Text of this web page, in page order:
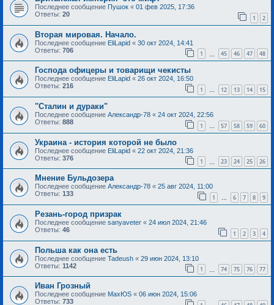
Последнее сообщение Пушок « 01 фев 2025, 17:36
Ответы: 20 1 2
Вторая мировая. Начало.
Последнее сообщение EliLapid « 30 окт 2024, 14:41
Ответы: 706 1 45 46 47 48
Господа офицеры и товарищи чекисты
Последнее сообщение EliLapid « 26 окт 2024, 16:50
Ответы: 216 1 … 12 13 14 15
"Сталин и дураки"
Последнее сообщение Александр-78 « 24 окт 2024, 22:56
Ответы: 888 1 … 57 58 59 60
Украина - история которой не было
Последнее сообщение EliLapid « 22 окт 2024, 21:36
Ответы: 376 1 23 24 25 26
Мнение Бульдозера
Последнее сообщение Александр-78 « 25 авг 2024, 11:00
Ответы: 133 1 … 6 7 8 9
Резань-город призрак
Последнее сообщение sanyaveter « 24 июл 2024, 21:46
Ответы: 46 1 2 3 4
Польша как она есть
Последнее сообщение Tadeush « 29 июн 2024, 13:10
Ответы: 1142 1 74 75 76 77
Иван Грозный
Последнее сообщение MaxЮS « 06 июн 2024, 15:06
Ответы: 733